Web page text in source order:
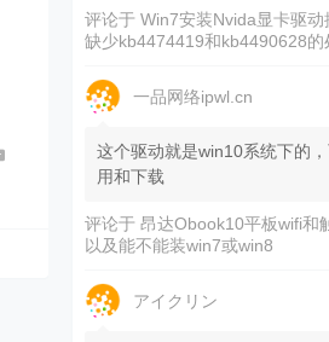
评论于Win7安装Nvida显卡驱动
缺少kb4474419和kb4490628的
一品网络ipwl.cn
这个驱动就是win10系统下的
用和下载
评论于昂达Obook10平板wifi和
以及能不能装win7或win8
アイクリン